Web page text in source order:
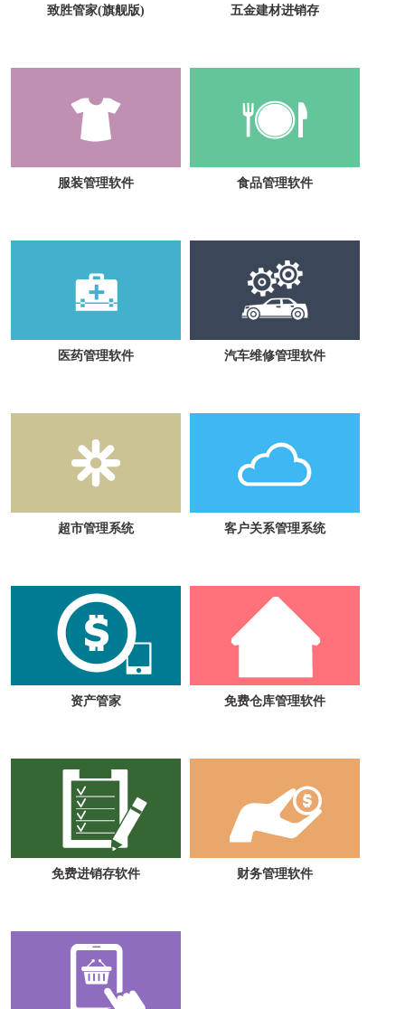
致胜管家(旗舰版) 五金建材进销存
服装管理软件 食品管理软件
医药管理软件 汽车维修管理软件
超市管理系统 客户关系管理系统
资产管家 免费仓库管理软件
免费进销存软件 财务管理软件